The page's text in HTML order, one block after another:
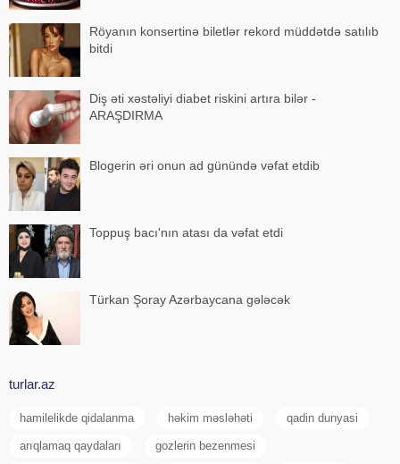
Röyanın konsertinə biletlər rekord müddətdə satılıb
bitdi
Diş əti xəstəliyi diabet riskini artıra bilər -
ARAŞDIRMA
Blogerin əri onun ad günündə vəfat etdib
Toppuş bacı'nın atası da vəfat etdi
Türkan Şoray Azərbaycana gələcək
turlar.az
hamilelikde qidalanma həkim məsləhəti qadin dunyasi
arıqlamaq qaydaları gozlerin bezenmesi